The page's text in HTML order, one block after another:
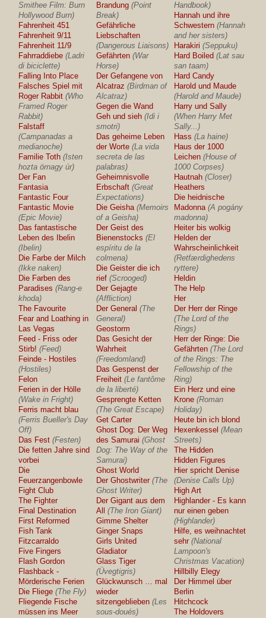
Smithee Film: Burn
Hollywood Burn)
Fahrenheit 451
Fahrenheit 9/11
Fahrenheit 11/9
Fahrraddiebe (Ladri
di biciclette)
Falling Into Place
Falsches Spiel mit
Roger Rabbit (Who
Framed Roger
Rabbit)
Falstaff
(Campanadas a
medianoche)
Familie Toth (Isten
hozta örnagy úr)
Der Fan
Fantasia
Fantastic Four
Fantastic Movie
(Epic Movie)
Das fantastische
Leben des Ibelin
(Ibelin)
Die Farbe der Milch
(Ikke naken)
Die Farben des
Paradises (Rang-e
khoda)
The Favourite
Fear and Loathing in
Las Vegas
Feed - Friss oder
Stirb! (Feed)
Feinde - Hostiles
(Hostiles)
Felon
Ferien in der Hölle
(Wake in Fright)
Ferris macht blau
(Ferris Bueller's Day
Off)
Das Fest (Festen)
Die fetten Jahre sind
vorbei
Die
Feuerzangenbowle
Fight Club
The Fighter
Final Destination
First Reformed
Fish Tank
Fitzcarraldo
Five Fingers
Flash Gordon
Flashback -
Mörderische Ferien
Die Fliege (The Fly)
Fliegende Fische
müssen ins Meer
Brandung (Point
Break)
Gefährliche
Liebschaften
(Dangerous Liaisons)
Gefährten (War
Horse)
Der Gefangene von
Alcatraz (Birdman of
Alcatraz)
Gegen die Wand
Geh und sieh (Idi i
smotri)
Das geheime Leben
der Worte (La vida
secreta de las
palabras)
Geheimnisvolle
Erbschaft (Great
Expectations)
Die Geisha (Memoirs
of a Geisha)
Der Geist des
Bienenstocks (El
espíritu de la
colmena)
Die Geister die ich
rief (Scrooged)
Der Gejagte
(Affliction)
Der General (The
General)
Geostorm
Das Gesicht der
Wahrheit
(Freedomland)
Das Gespenst der
Freiheit (Le fantôme
de la liberté)
Gesprengte Ketten
(The Great Escape)
Get Carter
Ghost Dog: Der Weg
des Samurai (Ghost
Dog: The Way of the
Samurai)
Ghost World
Der Ghostwriter (The
Ghost Writer)
Der Gigant aus dem
All
(The Iron Giant)
Gimme Shelter
Ginger Snaps
Girls United
Gladiator
Glass Tiger
(Üvegtigris)
Glückwunsch … mal
wieder
sitzengeblieben (Les
sous-doués)
Handbook)
Hannah und ihre
Schwestern (Hannah
and her sisters)
Harakiri (Seppuku)
Hard Boiled (Lat sau
san taam)
Hard Candy
Harold und Maude
(Harold and Maude)
Harry und Sally
(When Harry Met
Sally...)
Hass (La haine)
Haus der 1000
Leichen (House of
1000 Corpses)
Hautnah (Closer)
Heathers
Die heidnische
Madonna (A pogány
madonna)
Heiter bis wolkig
Helden der
Wahrscheinlichkeit
(Retfærdighedens
ryttere)
Heldin
The Help
Her
Der Herr der Ringe
(The Lord of the
Rings)
Herr der Ringe: Die
Gefährten (The Lord
of the Rings: The
Fellowship of the
Ring)
Ein Herz und eine
Krone (Roman
Holiday)
Heute bin ich blond
Hexenkessel (Mean
Streets)
The Hidden
Hidden Figures
Hier spricht Denise
(Denise Calls Up)
High Art
Highlander - Es kann
nur einen geben
(Highlander)
Hilfe, es weihnachtet
sehr (National
Lampoon's
Christmas Vacation)
Hillbilly Elegy
Der Himmel über
Berlin
Hitchcock
The Holdovers